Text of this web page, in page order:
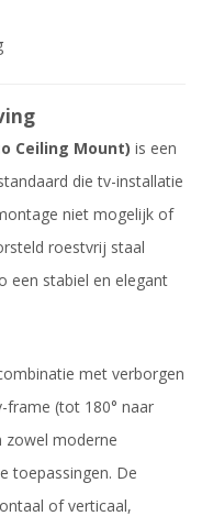
Ceiling Mount) is een
die tv-installatie
niet mogelijk of
roestvrij staal
een stabiel en elegant
met verborgen
frame (tot 180° naar
zowel moderne
toepassingen. De
of verticaal,